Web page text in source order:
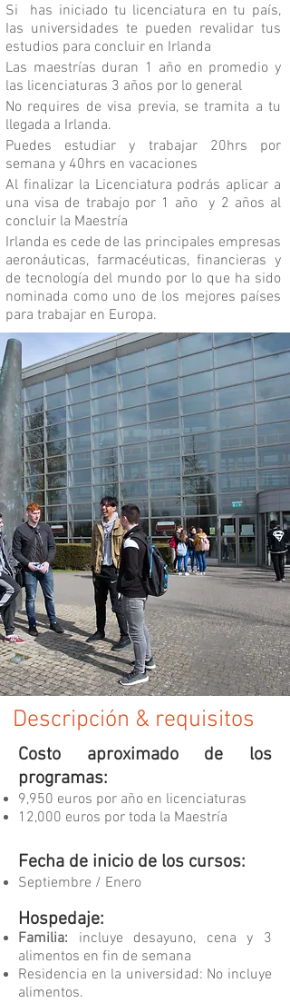
Si has iniciado tu licenciatura en tu país,
Ias universidades te pueden revalidar tus
estudios para concluir en Irlanda
Las maestrías duran 1 año en promedio y
las licenciaturas 3 años por lo general
No requires de visa previa, se tramita a tu
llegada a Irlanda.
Puedes estudiar y trabajar 20hrs por
semana y 40hrs en vacaciones
Al finalizar la Licenciatura podrás aplicar a
una visa de trabajo por 1 año y 2 años al
concluir la Maestría
Irlanda es cede de las principales empresas
aeronáuticas, farmacéuticas, financieras y
de tecnología del mundo por lo que ha sido
nominada como uno de los mejores países
para trabajar en Europa.
Descripción & requisitos
Costo aproximado de los
programas:
9,950 euros por año en licenciaturas
12,000 euros por toda la Maestría
Fecha de inicio de los cursos:
Septiembre / Enero
Hospedaje:
Familia: incluye desayuno, cena y 3
alimentos en fin de semana
Residencia en la universidad: No incluye
alimentos.